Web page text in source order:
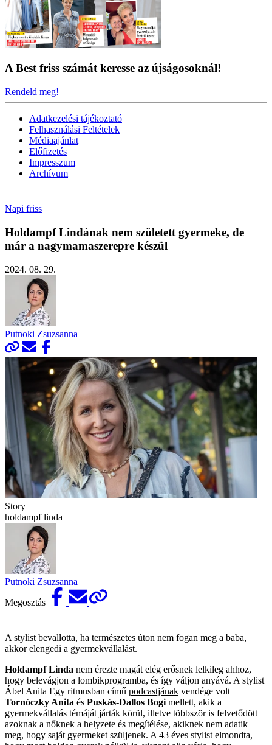
A Best friss számát keresse az újságosoknál!
Rendeld meg!
Adatkezelési tájékoztató
Felhasználási Feltételek
Médiaajánlat
Előfizetés
Impresszum
Archívum
Napi friss
Holdampf Lindának nem született gyermeke, de
már a nagymamaszerepre készül
2024. 08. 29.
Putnoki Zsuzsanna
Story
holdampf linda
Putnoki Zsuzsanna
Megosztás
A stylist bevallotta, ha természetes úton nem fogan meg a baba,
akkor elengedi a gyermekvállalást.
Holdampf Linda nem érezte magát elég erősnek lelkileg ahhoz,
hogy belevágjon a lombikprogramba, és így váljon anyává. A stylist
Ábel Anita Egy ritmusban című podcastjának vendége volt
Tornóczky Anita és Puskás-Dallos Bogi mellett, akik a
gyermekvállalás témáját járták körül, illetve többször is felvetődött
azoknak a nőknek a helyzete és megítélése, akiknek nem adatik
meg, hogy saját gyermeket szüljenek. A 43 éves stylist elmondta,